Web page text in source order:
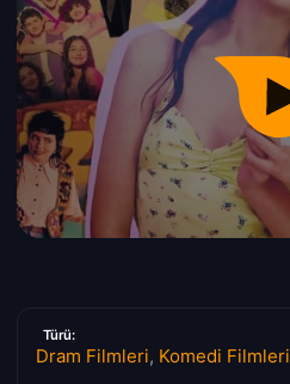
Türü:
Dram Filmleri, Komedi Filmleri